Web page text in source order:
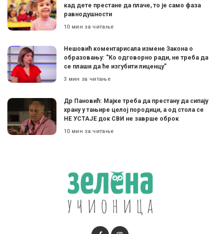
кад дете престане да плаче, то је само фаза
равнодушности
10 мин за читање
Нешовић коментарисала измене Закона о
образовању: ”Ко одговорно ради, не треба да
се плаши да ће изгубити лиценцу”
3 мин за читање
Др Пановић: Мајке треба да престану да сипају
храну у тањире целој породици, а од стола се
НЕ УСТАЈЕ док СВИ не заврше оброк
10 мин за читање